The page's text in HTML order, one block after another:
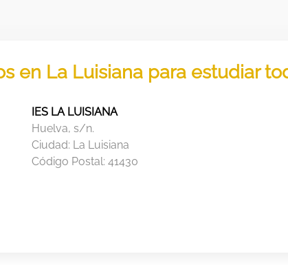
en La Luisiana para estudiar
IES LA LUISIANA
Huelva, s/n.
Ciudad: La Luisiana
Código Postal:41430